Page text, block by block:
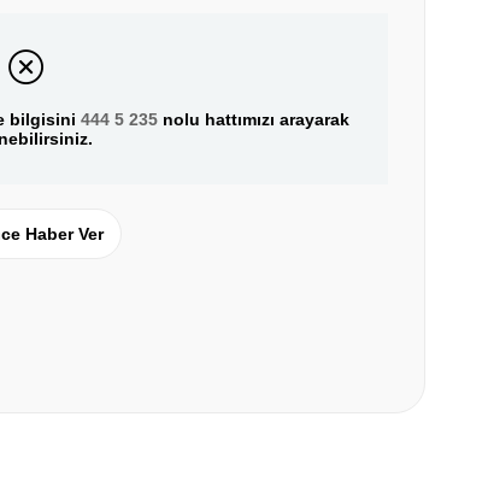
bilgisini 444 5 235nolu hattımızı arayarak
Haber Ver